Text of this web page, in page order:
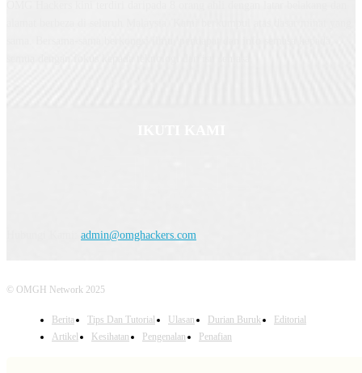
admin@omghackers.com
© OMGH Network 2025
Berita Tips Dan Tutorial Ulasan Durian Buruk
Editorial
Artikel
Kesihatan Pengenalan Penafian